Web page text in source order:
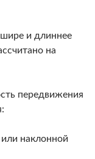
и длиннее
на
передвижения
наклонной